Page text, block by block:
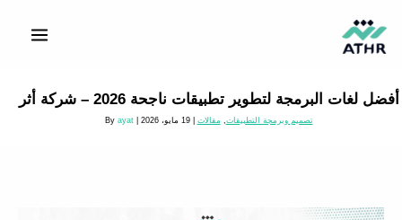
إلى
أفضل لغات البرمجة لتطوير تطبيقات ناجحة 2026 – شركة أثر
تصميم وبرمجة التطبيقات مقالات |19 مايو، 2026 | By
ayat